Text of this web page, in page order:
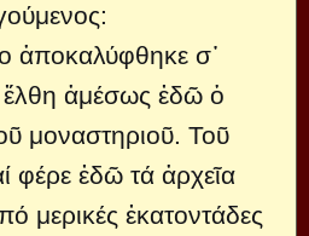
ἀποκαλύφθηκε σ᾿
ἀμέσως ἐδῶ ὁ
μοναστηριοῦ. Τοῦ
φέρε ἐδῶ τά ἀρχεῖα
μερικές ἐκατοντάδες